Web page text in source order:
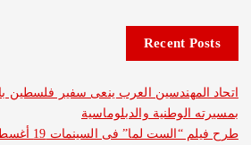
Recent
العرب ينعى سفير فلسطين بالقاهرة
والدبلوماسية
لما” فى السينمات 19 أغسطس الجاري